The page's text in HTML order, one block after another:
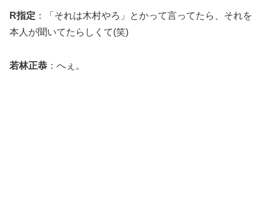
R指定 ：「それは木村やろ」とかって言ってたら、それを
本人が聞いてたらしくて(笑)
若林正恭 ：へぇ。